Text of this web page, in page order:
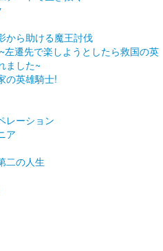
から助ける魔王討伐
左遷先で楽しようとしたら救国の英
ました~
の英雄騎士!
レーション
ア
二の人生